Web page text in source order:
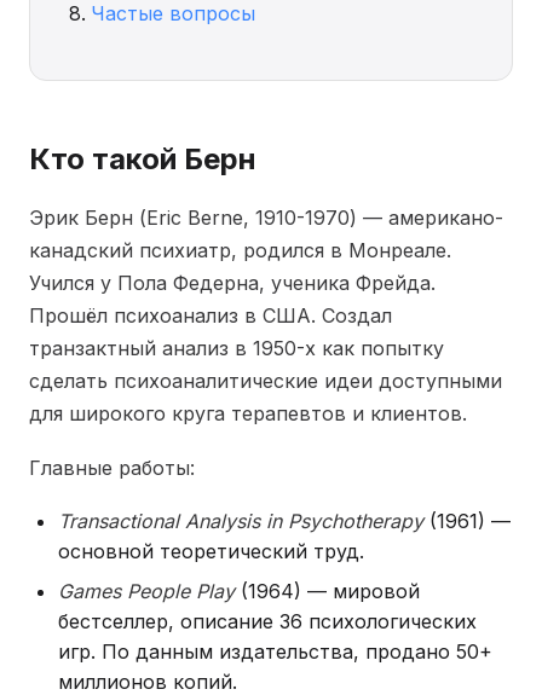
Частые вопросы
Кто такой Берн
Эрик Берн (Eric Berne, 1910-1970) — американо-
канадский психиатр, родился в Монреале.
Учился у Пола Федерна, ученика Фрейда.
Прошёл психоанализ в США. Создал
транзактный анализ в 1950-х как попытку
сделать психоаналитические идеи доступными
для широкого круга терапевтов и клиентов.
Главные работы:
Transactional Analysis in Psychotherapy(1961) —
основной теоретический труд.
Games People Play(1964) — мировой
бестселлер, описание 36 психологических
игр. По данным издательства, продано 50+
миллионов копий.